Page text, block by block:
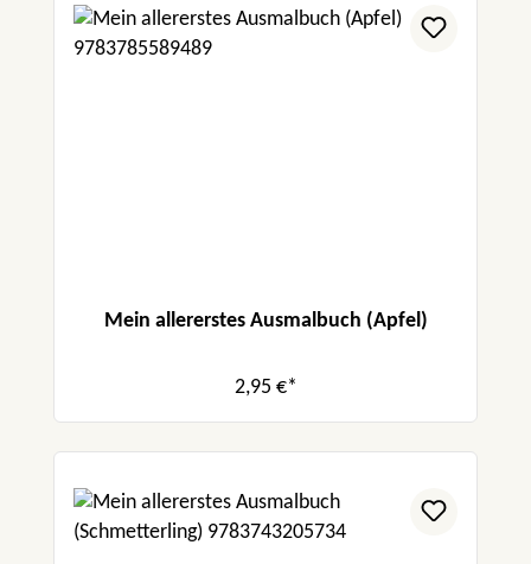
Mein allererstes Ausmalbuch (Apfel)
2,95 €*